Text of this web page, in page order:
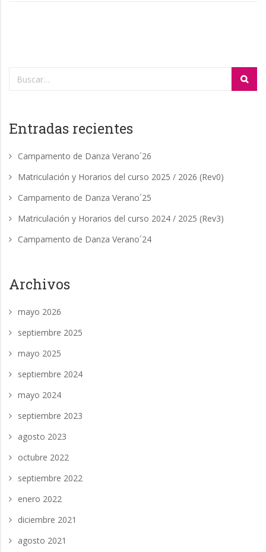
Entradas recientes
Campamento de Danza Verano´26
Matriculación y Horarios del curso 2025 / 2026 (Rev0)
Campamento de Danza Verano´25
Matriculación y Horarios del curso 2024 / 2025 (Rev3)
Campamento de Danza Verano´24
Archivos
mayo 2026
septiembre 2025
mayo 2025
septiembre 2024
mayo 2024
septiembre 2023
agosto 2023
octubre 2022
septiembre 2022
enero 2022
diciembre 2021
agosto 2021